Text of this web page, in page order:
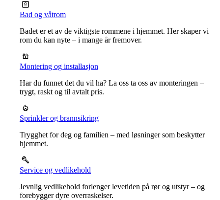
Bad og våtrom
Badet er et av de viktigste rommene i hjemmet. Her skaper vi
rom du kan nyte – i mange år fremover.
Montering og installasjon
Har du funnet det du vil ha? La oss ta oss av monteringen –
trygt, raskt og til avtalt pris.
Sprinkler og brannsikring
Trygghet for deg og familien – med løsninger som beskytter
hjemmet.
Service og vedlikehold
Jevnlig vedlikehold forlenger levetiden på rør og utstyr – og
forebygger dyre overraskelser.